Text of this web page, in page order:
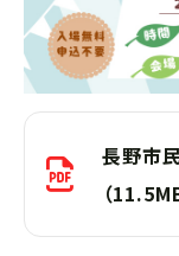
長野市
（